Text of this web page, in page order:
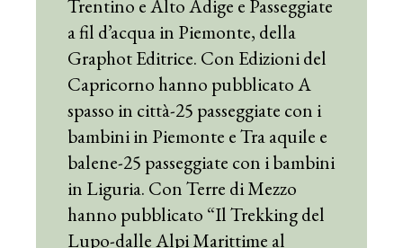
Trentino e Alto Adige e Passeggiate
a fil d’acqua in Piemonte, della
Graphot Editrice. Con Edizioni del
Capricorno hanno pubblicato A
spasso in città-25 passeggiate con i
bambini in Piemonte e Tra aquile e
balene-25 passeggiate con i bambini
in Liguria. Con Terre di Mezzo
hanno pubblicato “Il Trekking del
Lupo-dalle Alpi Marittime al